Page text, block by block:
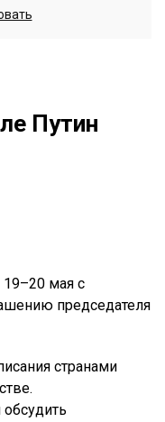
Путин
19–20 мая с
председателя
странами